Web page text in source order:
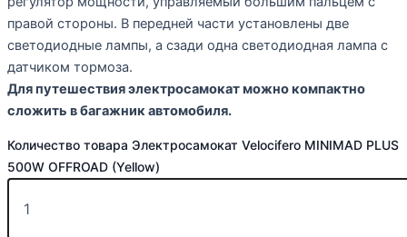
правой стороны. В передней части установлены две
светодиодные лампы, а сзади одна светодиодная лампа с
датчиком тормоза.
Для путешествия электросамокат можно компактно
сложить в багажник автомобиля.
Количество товара Электросамокат Velocifero MINIMAD PLUS
500W OFFROAD (Yellow)